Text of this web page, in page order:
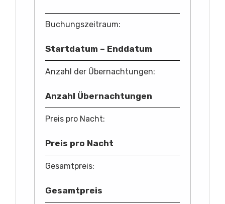
Buchungszeitraum:
Startdatum – Enddatum
Anzahl der Übernachtungen:
Anzahl Übernachtungen
Preis pro Nacht:
Preis pro Nacht
Gesamtpreis:
Gesamtpreis